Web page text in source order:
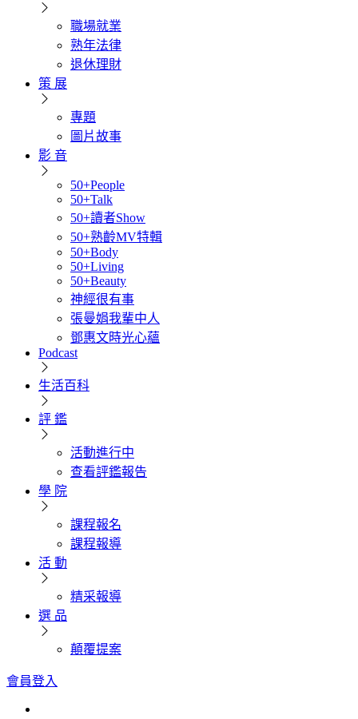
職場就業
熟年法律
退休理財
策 展
專題
圖片故事
影 音
50+People
50+Talk
50+讀者Show
50+熟齡MV特輯
50+Body
50+Living
50+Beauty
神經很有事
張曼娟我輩中人
鄧惠文時光心蘊
Podcast
生活百科
評 鑑
活動進行中
查看評鑑報告
學 院
課程報名
課程報導
活 動
精采報導
選 品
顛覆提案
會員登入